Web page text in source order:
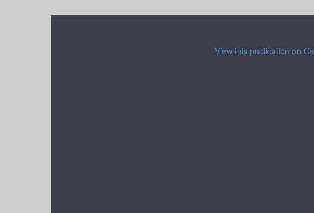
View this publication on